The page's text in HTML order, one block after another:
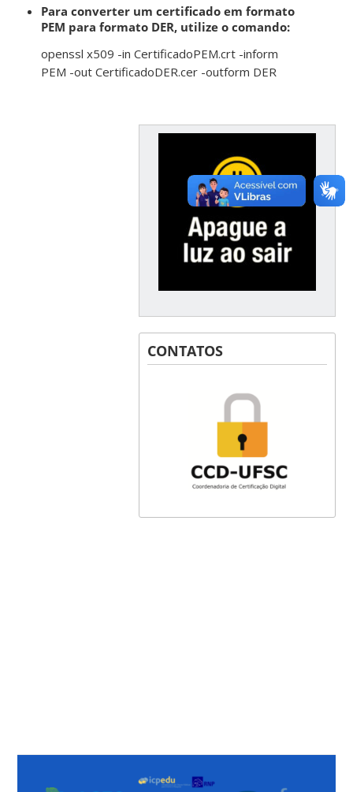
Para converter um certificado em formato
PEM para formato DER, utilize o comando:
openssl x509 -in CertificadoPEM.crt -inform
PEM -out CertificadoDER.cer -outform DER
CONTATOS